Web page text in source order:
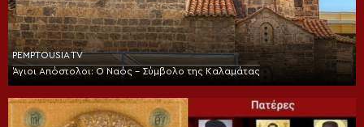
PEMPTOUSIA TV
Άγιοι Απόστολοι: Ο Ναός – Σύμβολο της Καλαμάτας